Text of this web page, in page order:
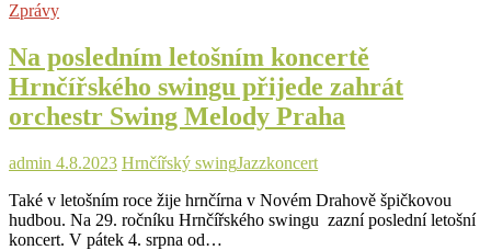
Suchý
Zprávy
Na posledním letošním koncertě
Hrnčířského swingu přijede zahrát
orchestr Swing Melody Praha
admin 4.8.2023 Hrnčířský swingJazzkoncert
Také v letošním roce žije hrnčírna v Novém Drahově špičkovou
hudbou. Na 29. ročníku Hrnčířského swingu zazní poslední letošní
koncert. V pátek 4. srpna od…